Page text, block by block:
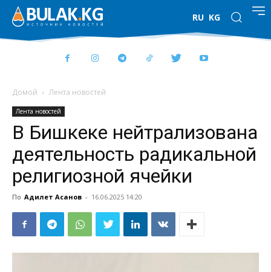
RU KG
Домой Лента новостей
Лента новостей
В Бишкеке нейтрализована
деятельность радикальной
религиозной ячейки
По Адилет Асанов - 16.06.2025 14:20